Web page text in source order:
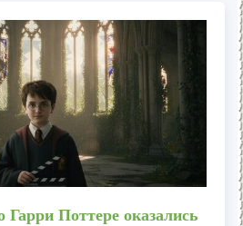
Гарри Поттере оказались